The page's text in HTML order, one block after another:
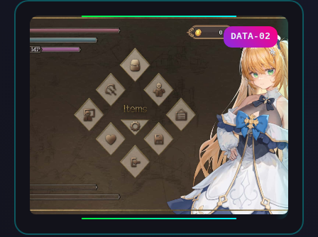
DATA-02